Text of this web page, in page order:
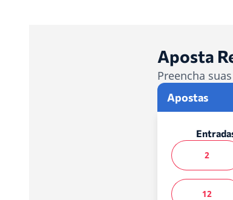
Aposta
Preencha
Apostas
2
12